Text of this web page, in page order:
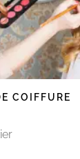
COIFFURE